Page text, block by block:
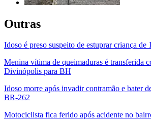
Outras
Idoso é preso suspeito de estuprar criança de
Menina vítima de queimaduras é transferida
Divinópolis para BH
Idoso morre após invadir contramão e bater
BR-262
Motociclista fica ferido após acidente no